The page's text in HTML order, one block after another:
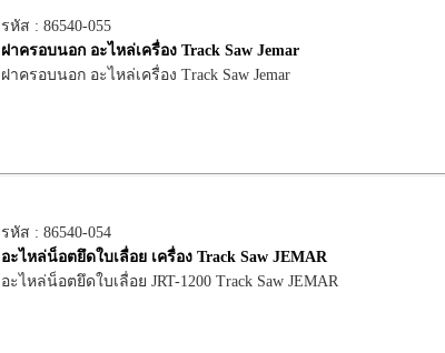
รหัส : 86540-055
ฝาครอบนอก อะไหล่เครื่อง Track Saw Jemar
ฝาครอบนอก อะไหล่เครื่อง Track Saw Jemar
รหัส : 86540-054
อะไหล่น็อตยึดใบเลื่อย เครื่อง Track Saw JEMAR
อะไหล่น็อตยึดใบเลื่อย JRT-1200 Track Saw JEMAR